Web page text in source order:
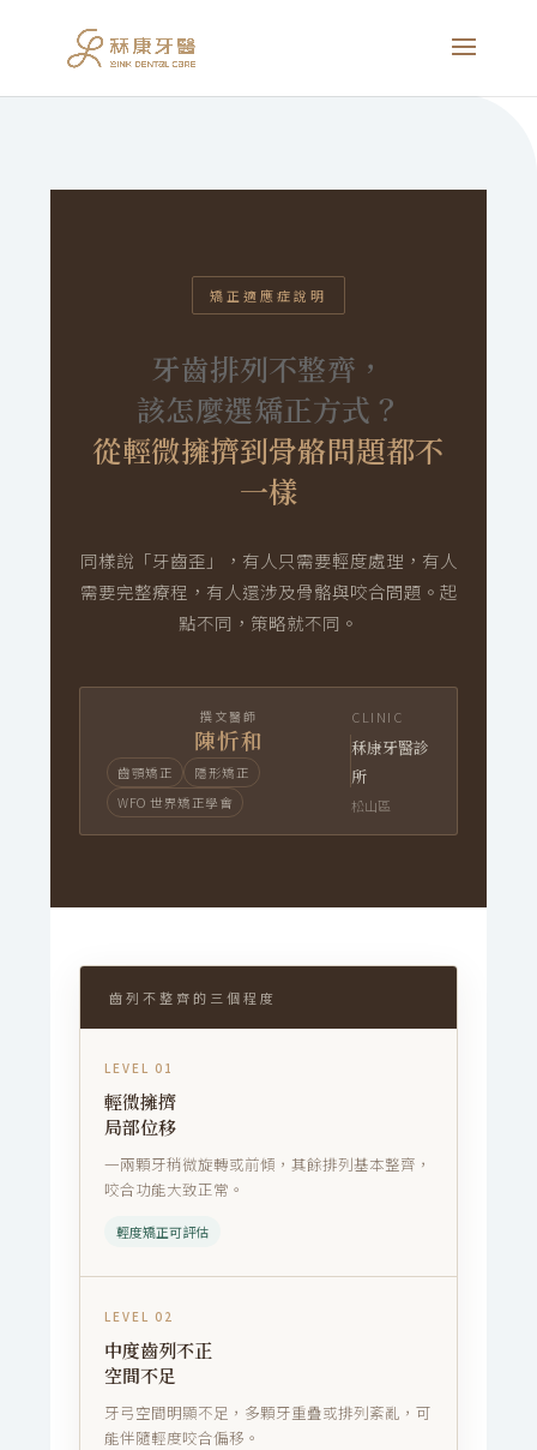
矯正適應症說明
牙齒排列不整齊，
該怎麼選矯正方式？
從輕微擁擠到骨骼問題都不
一樣
同樣說「牙齒歪」，有人只需要輕度處理，有人
需要完整療程，有人還涉及骨骼與咬合問題。起
點不同，策略就不同。
撰文醫師
陳忻和
齒顎矯正
隱形矯正
WFO 世界矯正學會
CLINIC
秝康牙醫診
所
松山區
齒列不整齊的三個程度
LEVEL 01
輕微擁擠
局部位移
一兩顆牙稍微旋轉或前傾，其餘排列基本整齊，
咬合功能大致正常。
輕度矯正可評估
LEVEL 02
中度齒列不正
空間不足
牙弓空間明顯不足，多顆牙重疊或排列紊亂，可
能伴隨輕度咬合偏移。